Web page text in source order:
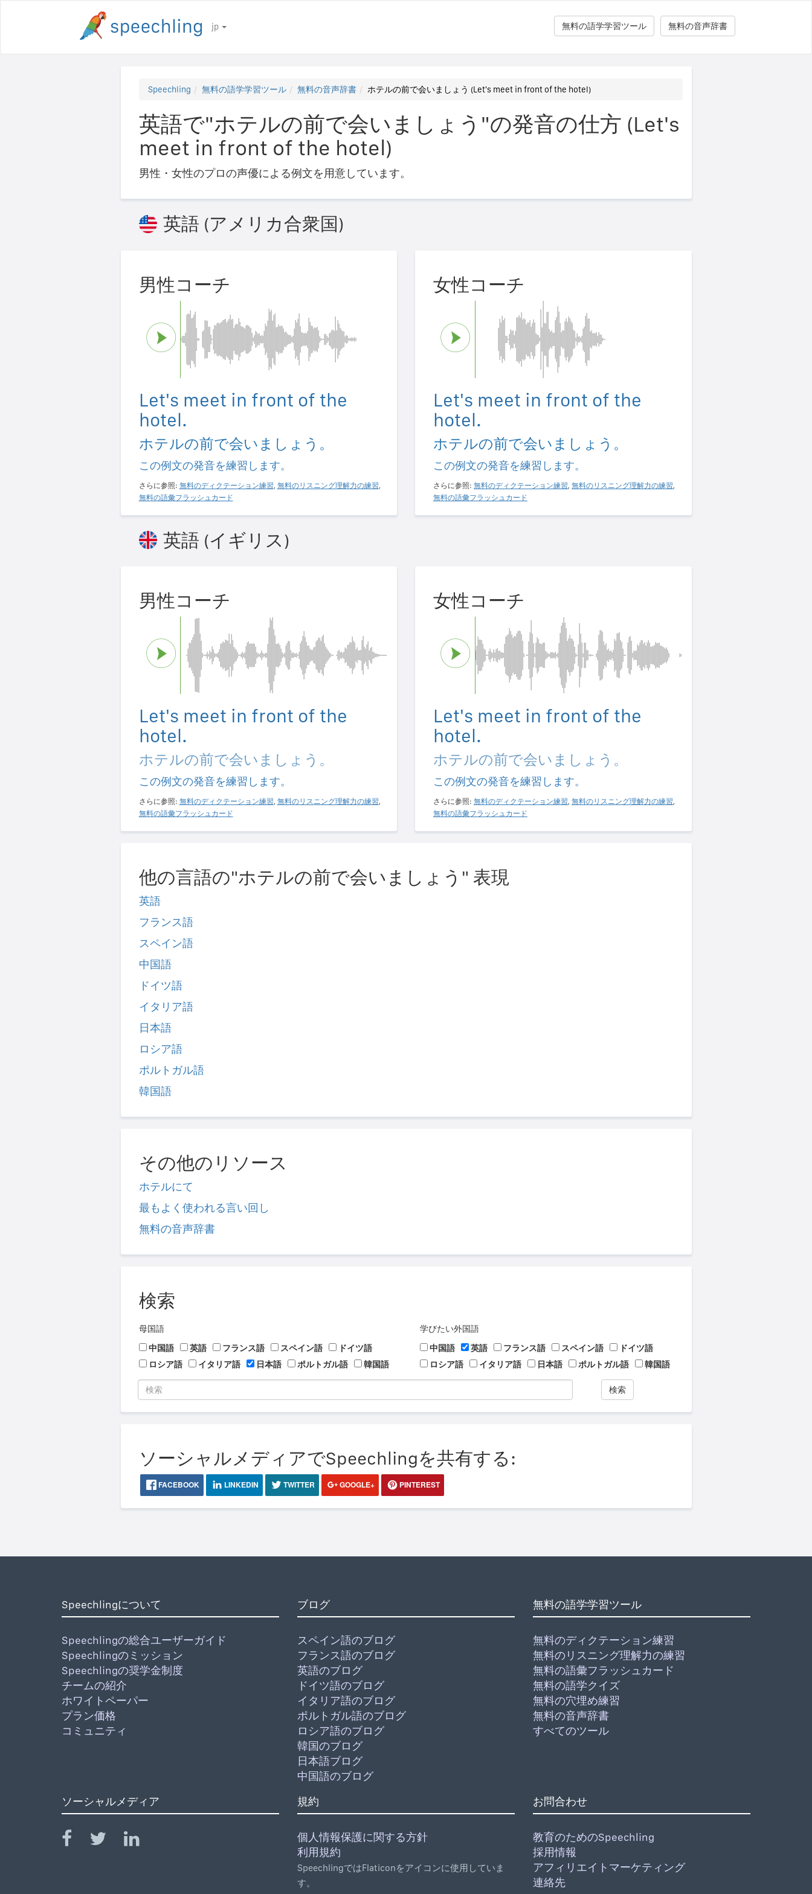
jp 無料の音声辞書
無料の語学学習ツール
Speechling 無料の語学学習ツール 無料の音声辞書 ホテルの前で会いましょう (Let's meet in front of the hotel)
英語で"ホテルの前で会いましょう"の発音の仕方 (Let's
meet in front of the hotel)
男性・女性のプロの声優による例文を用意しています。
英語 (アメリカ合衆国)
男性コーチ
Let's meet in front of the
hotel.
ホテルの前で会いましょう。
この例文の発音を練習します。
さらに参照: 無料のディクテーション練習, 無料のリスニング理解力の練習,
無料の語彙フラッシュカード
女性コーチ
Let's meet in front of the
hotel.
ホテルの前で会いましょう。
この例文の発音を練習します。
さらに参照: 無料のディクテーション練習, 無料のリスニング理解力の練習,
無料の語彙フラッシュカード
英語 (イギリス)
男性コーチ
Let's meet in front of the
hotel.
ホテルの前で会いましょう。
この例文の発音を練習します。
さらに参照: 無料のディクテーション練習, 無料のリスニング理解力の練習,
無料の語彙フラッシュカード
女性コーチ
Let's meet in front of the
hotel.
ホテルの前で会いましょう。
この例文の発音を練習します。
さらに参照: 無料のディクテーション練習, 無料のリスニング理解力の練習,
無料の語彙フラッシュカード
他の言語の"ホテルの前で会いましょう" 表現
英語
フランス語
スペイン語
中国語
ドイツ語
イタリア語
日本語
ロシア語
ポルトガル語
韓国語
その他のリソース
ホテルにて
最もよく使われる言い回し
無料の音声辞書
検索
母国語
中国語
英語 フランス語 スペイン語
ドイツ語
ロシア語
イタリア語 日本語 ポルトガル語 韓国語
学びたい外国語
中国語
英語 フランス語 スペイン語
ドイツ語
ロシア語
イタリア語 日本語 ポルトガル語 韓国語
検索
ソーシャルメディアでSpeechlingを共有する:
FACEBOOK LINKEDIN TWITTER GOOGLE+ PINTEREST
Speechlingについて
Speechlingの総合ユーザーガイド
Speechlingのミッション
Speechlingの奨学金制度
チームの紹介
ホワイトペーパー
プラン価格
コミュニティ
ブログ
スペイン語のブログ
フランス語のブログ
英語のブログ
ドイツ語のブログ
イタリア語のブログ
ポルトガル語のブログ
ロシア語のブログ
韓国のブログ
日本語ブログ
中国語のブログ
無料の語学学習ツール
無料のディクテーション練習
無料のリスニング理解力の練習
無料の語彙フラッシュカード
無料の語学クイズ
無料の穴埋め練習
無料の音声辞書
すべてのツール
ソーシャルメディア 規約
個人情報保護に関する方針
利用規約
SpeechlingではFlaticonをアイコンに使用していま
す。
お問合わせ
教育のためのSpeechling
採用情報
アフィリエイトマーケティング
連絡先